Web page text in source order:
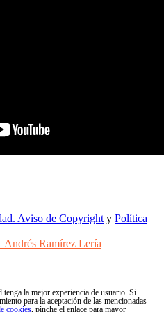
Aviso de Copyright y Política
Andrés Ramírez Lería
la mejor experiencia de usuario. Si
para la aceptación de las mencionadas
cookies , pinche el enlace para mayor